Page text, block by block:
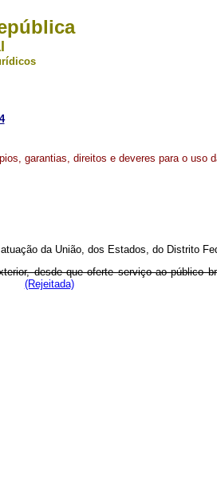
garantias, direitos e deveres para o uso
da União, dos Estados, do Distrito
desde que oferte serviço ao público
(Rejeitada)